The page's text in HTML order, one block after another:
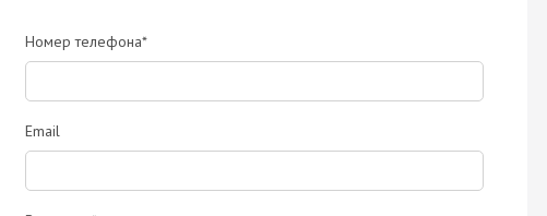
Номер телефона*
Email